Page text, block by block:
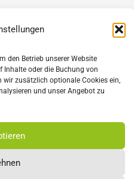
den Betrieb unserer Website
Inhalte oder die Buchung von
wir zusätzlich optionale Cookies ein,
und unser Angebot zu